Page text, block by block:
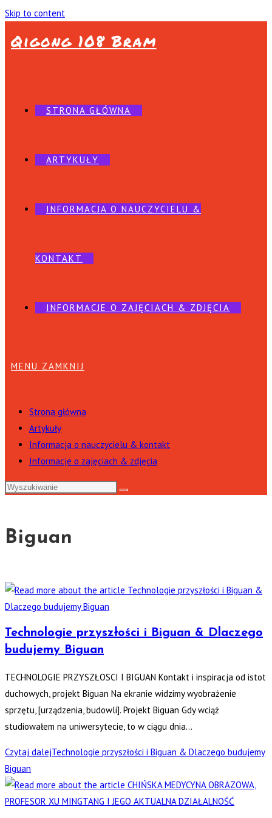
Skip to content
Qigong 108 Bram
STRONA GŁÓWNA
ARTYKUŁY
INFORMACJA O NAUCZYCIELU &
KONTAKT
INFORMACJE O ZAJĘCIACH & ZDJĘCIA
MENU ZAMKNIJ
Strona główna
Artykuły
Informacja o nauczycielu & kontakt
Informacje o zajęciach & zdjęcia
Biguan
Technologie przyszłości i Biguan & Dlaczego
budujemy Biguan
TECHNOLOGIE PRZYSZŁOSCI I BIGUAN Kontakt i inspiracja od istot
duchowych, projekt Biguan Na ekranie widzimy wyobrażenie
sprzętu, [urządzenia, budowli]. Projekt Biguan Gdy wciąż
studiowałem na uniwersytecie, to w ciągu dnia…
Czytaj dalejTechnologie przyszłości i Biguan & Dlaczego budujemy
Biguan